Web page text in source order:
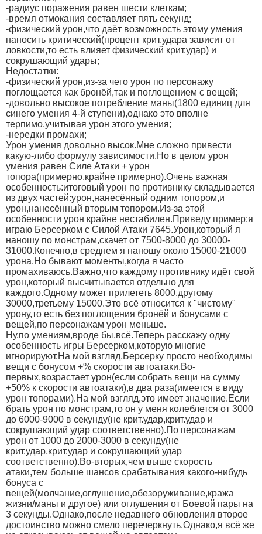
-радиус поражения равен шести клеткам;
-время отмокания составляет пять секунд;
-физический урон,что даёт возможность этому умения
наносить критический(процент крит.удара зависит от
ловкости,то есть влияет физический крит.удар) и
сокрушающий удары;
Недостатки:
-физический урон,из-за чего урон по персонажу
поглощается как бронёй,так и поглощением с вещей;
-довольно высокое потребление маны(1800 единиц для
синего умения 4-й ступени),однако это вполне
терпимо,учитывая урон этого умения;
-нередки промахи;
Урон умения довольно высок.Мне сложно привести
какую-либо формулу зависимости.Но в целом урон
умения равен Силе Атаки + урон
топора(примерно,крайне примерно).Очень важная
особенность:итоговый урон по противнику складывается
из двух частей:урон,нанесённый одним топором,и
урон,нанесённый вторым топором.Из-за этой
особенности урон крайне нестабилен.Приведу пример:я
играю Берсерком с Силой Атаки 7645.Урон,который я
наношу по монстрам,скачет от 7500-8000 до 30000-
31000.Конечно,в среднем я наношу около 15000-21000
урона.Но бывают моменты,когда я часто
промахиваюсь.Важно,что каждому противнику идёт свой
урон,который высчитывается отдельно для
каждого.Одному может прилететь 8000,другому
30000,третьему 15000.Это всё относится к "чистому"
урону,то есть без поглощения бронёй и бонусами с
вещей,по персонажам урон меньше.
Ну,по умениям,вроде бы,всё.Теперь расскажу одну
особенность игры Берсерком,которую многие
игнорируют.На мой взгляд,Берсерку просто необходимы
вещи с бонусом +% скорости автоатаки.Во-
первых,возрастает урон(если собрать вещи на сумму
+50% к скорости автоатаки),в два раза(имеется в виду
урон топорами).На мой взгляд,это имеет значение.Если
брать урон по монстрам,то он у меня колеблется от 3000
до 6000-9000 в секунду(не крит.удар,крит.удар и
сокрушающий удар соответственно).По персонажам
урон от 1000 до 2000-3000 в секунду(не
крит.удар,крит.удар и сокрушающий удар
соответственно).Во-вторых,чем выше скорость
атаки,тем больше шансов срабатывания какого-нибудь
бонуса с
вещей(молчание,оглушение,обезоруживание,кража
жизни/маны и другое) или оглушения от Боевой пары на
3 секунды.Однако,после недавнего обновления второе
достоинство можно смело перечеркнуть.Однако,я всё же